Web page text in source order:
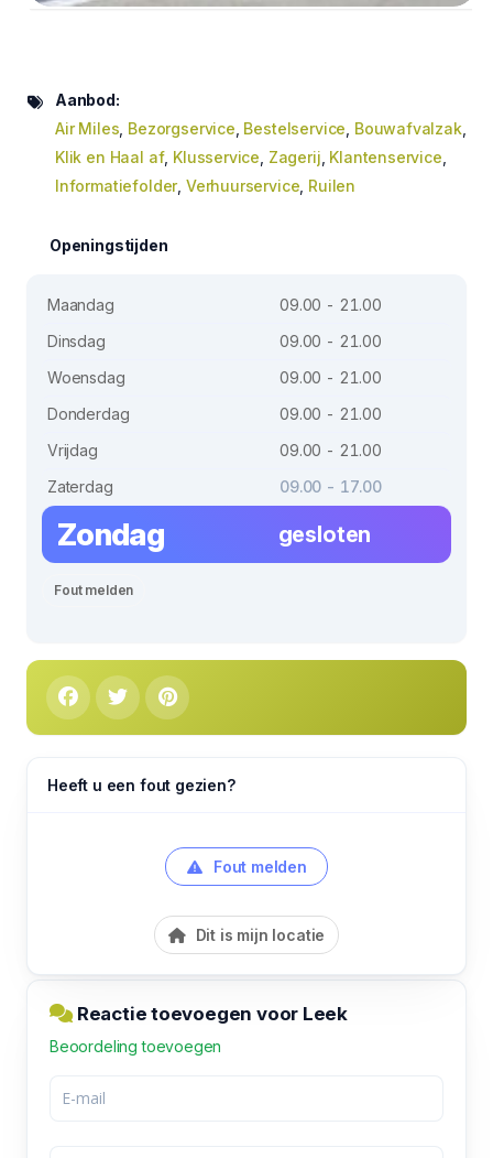
Aanbod:
Air Miles Bezorgservice Bestelservice Bouwafvalzak,
Klik en Haal af, Klusservice Zagerij Klantenservice
Informatiefolder, Verhuurservice Ruilen
Openingstijden
Maandag
09.00 - 21.00
Dinsdag
09.00 - 21.00
Woensdag
09.00 - 21.00
Donderdag
09.00 - 21.00
Vrijdag
09.00 - 21.00
Zaterdag
09.00 - 17.00
Zondag gesloten
Fout melden
Heeft u een fout gezien?
Fout melden
Dit is mijn locatie
Reactie toevoegen voor Leek
Beoordeling toevoegen